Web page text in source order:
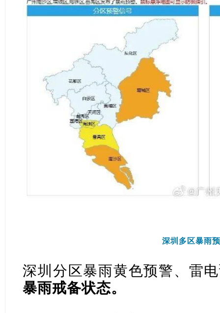
深圳多区暴雨
深圳分区暴雨黄色预警、雷
暴雨戒备状态。